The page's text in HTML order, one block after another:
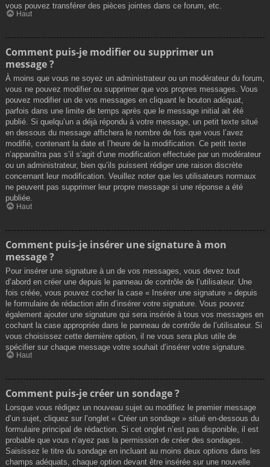
vous pouvez transférer des pièces jointes dans ce forum, etc.
Haut
Comment puis-je modifier ou supprimer un
message ?
À moins que vous ne soyez un administrateur ou un modérateur du forum,
vous ne pouvez modifier ou supprimer que vos propres messages. Vous
pouvez modifier un de vos messages en cliquant le bouton adéquat,
parfois dans une limite de temps après que le message initial ait été
publié. Si quelqu’un a déjà répondu à votre message, un petit texte situé
en dessous du message affichera le nombre de fois que vous l’avez
modifié, contenant la date et l’heure de la modification. Ce petit texte
n’apparaîtra pas s’il s’agit d’une modification effectuée par un modérateur
ou un administrateur, bien qu’ils puissent rédiger une raison discrète
concernant leur modification. Veuillez noter que les utilisateurs normaux
ne peuvent pas supprimer leur propre message si une réponse a été
publiée.
Haut
Comment puis-je insérer une signature à mon
message ?
Pour insérer une signature à un de vos messages, vous devez tout
d’abord en créer une depuis le panneau de contrôle de l’utilisateur. Une
fois créée, vous pouvez cocher la case « Insérer une signature » depuis
le formulaire de rédaction afin d’insérer votre signature. Vous pouvez
également ajouter une signature qui sera insérée à tous vos messages en
cochant la case appropriée dans le panneau de contrôle de l’utilisateur. Si
vous choisissez cette dernière option, il ne vous sera plus utile de
spécifier sur chaque message votre souhait d’insérer votre signature.
Haut
Comment puis-je créer un sondage ?
Lorsque vous rédigez un nouveau sujet ou modifiez le premier message
d’un sujet, cliquez sur l’onglet « Créer un sondage » situé en-dessous du
formulaire principal de rédaction. Si cet onglet n’est pas disponible, il est
probable que vous n’ayez pas la permission de créer des sondages.
Saisissez le titre du sondage en incluant au moins deux options dans les
champs adéquats, chaque option devant être insérée sur une nouvelle